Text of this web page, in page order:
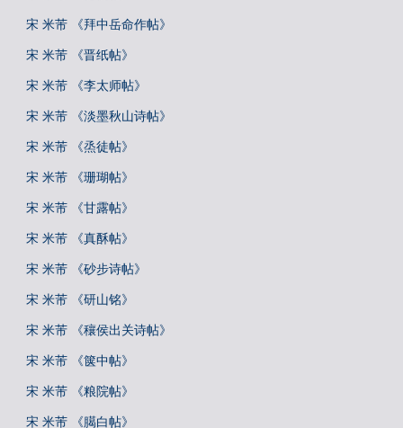
宋 米芾 《拜中岳命作帖》
宋 米芾 《晋纸帖》
宋 米芾 《李太师帖》
宋 米芾 《淡墨秋山诗帖》
宋 米芾 《烝徒帖》
宋 米芾 《珊瑚帖》
宋 米芾 《甘露帖》
宋 米芾 《真酥帖》
宋 米芾 《砂步诗帖》
宋 米芾 《研山铭》
宋 米芾 《穰侯出关诗帖》
宋 米芾 《箧中帖》
宋 米芾 《粮院帖》
宋 米芾 《臈白帖》